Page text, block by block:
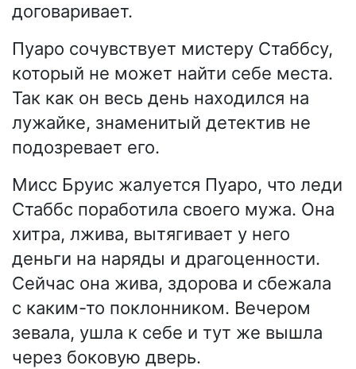
договаривает.
Пуаро сочувствует мистеру Стаббсу,
который не может найти себе места.
Так как он весь день находился на
лужайке, знаменитый детектив не
подозревает его.
Мисс Бруис жалуется Пуаро, что леди
Стаббс поработила своего мужа. Она
хитра, лжива, вытягивает у него
деньги на наряды и драгоценности.
Сейчас она жива, здорова и сбежала
с каким-то поклонником. Вечером
зевала, ушла к себе и тут же вышла
через боковую дверь.